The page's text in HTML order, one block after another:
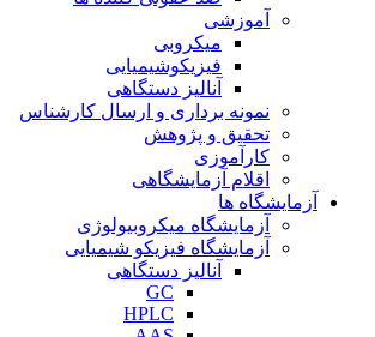
آموزشی
میکروبی
فیزیکوشیمیایی
آنالیز دستگاهی
نمونه برداری و ارسال کارشناس
تحقیق و پژوهش
کارآموزی
اقلام آزمایشگاهی
آزمایشگاه ها
آزمایشگاه میکروبیولوژی
آزمایشگاه فیزیکو شیمیایی
آنالیز دستگاهی
GC
HPLC